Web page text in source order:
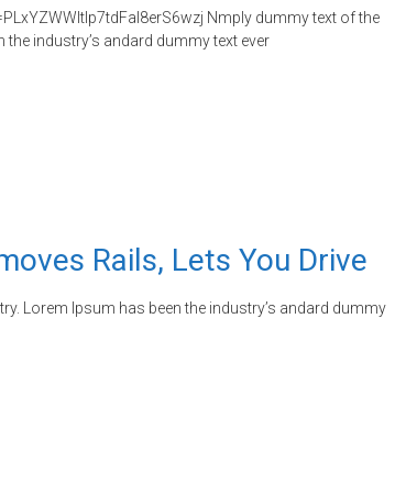
Nmply dummy text of the
industry’s andard dummy text ever
Rails, Lets You Drive
Lorem Ipsum has been the industry’s andard dummy